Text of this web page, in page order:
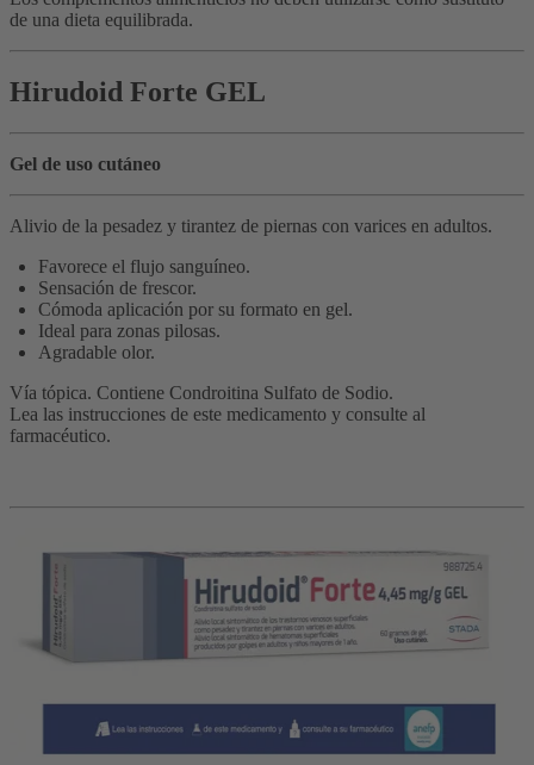
de una dieta equilibrada.
Hirudoid Forte GEL
Gel de uso cutáneo
Alivio de la pesadez y tirantez de piernas con varices en adultos.
Favorece el flujo sanguíneo.
Sensación de frescor.
Cómoda aplicación por su formato en gel.
Ideal para zonas pilosas.
Agradable olor.
Vía tópica. Contiene Condroitina Sulfato de Sodio.
Lea las instrucciones de este medicamento y consulte al
farmacéutico.